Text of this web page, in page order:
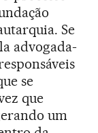
Se
advogada-
se
que
um